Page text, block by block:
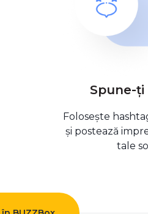
Spune-ți
Folosește
și postează
tale